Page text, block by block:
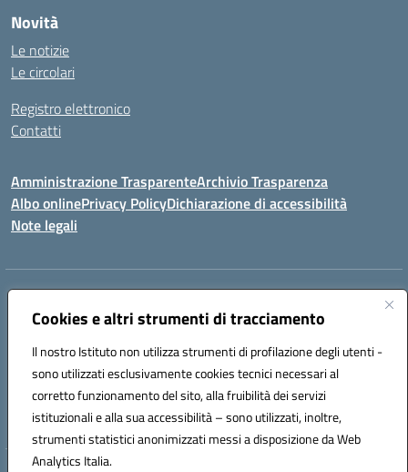
Cookies e altri strumenti di tracciamento
Il nostro Istituto non utilizza strumenti di profilazione degli utenti -
sono utilizzati esclusivamente cookies tecnici necessari al
corretto funzionamento del sito, alla fruibilità dei servizi
istituzionali e alla sua accessibilità – sono utilizzati, inoltre,
strumenti statistici anonimizzati messi a disposizione da Web
Analytics Italia.
Novità
Le notizie
Le circolari
Registro elettronico
Contatti
Amministrazione TrasparenteArchivio Trasparenza
Albo onlinePrivacy PolicyDichiarazione di accessibilità
Note legali
Indirizzo:
Centralino:096721161 Email:czic869004@istruzione.it
Codice fiscale: 84000710792
Codice meccanografico:
CZIC869004
Codice unico di fatturazione (CUF): UFKGA0